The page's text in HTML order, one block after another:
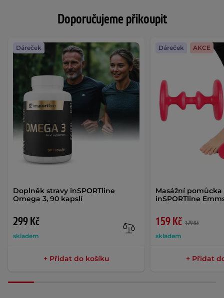
Doporučujeme přikoupit
Doplněk stravy inSPORTline
Omega 3, 90 kapslí
299 Kč
skladem
Dáreček
+ Přidat do košíku
Masážní
inSPORTline
159 Kč 179 Kč
skladem
Dáreček AKCE
+ Přidat